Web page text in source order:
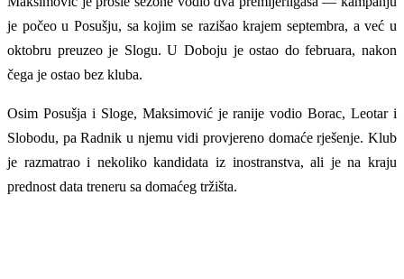
je počeo u Posušju, sa kojim se razišao krajem septembra, a već u
oktobru preuzeo je Slogu. U Doboju je ostao do februara, nakon
čega je ostao bez kluba.
Osim Posušja i Sloge, Maksimović je ranije vodio Borac, Leotar i
Slobodu, pa Radnik u njemu vidi provjereno domaće rješenje. Klub
je razmatrao i nekoliko kandidata iz inostranstva, ali je na kraju
prednost data treneru sa domaćeg tržišta.